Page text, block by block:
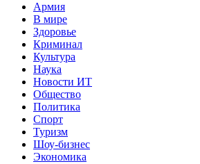
Армия
В мире
Здоровье
Криминал
Культура
Наука
Новости ИТ
Общество
Политика
Спорт
Туризм
Шоу-бизнес
Экономика